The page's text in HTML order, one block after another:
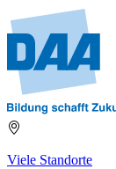
Viele Standorte